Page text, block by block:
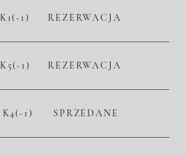
K1(-1) REZERWACJA
K5(-1) REZERWACJA
K4(-1) SPRZEDANE